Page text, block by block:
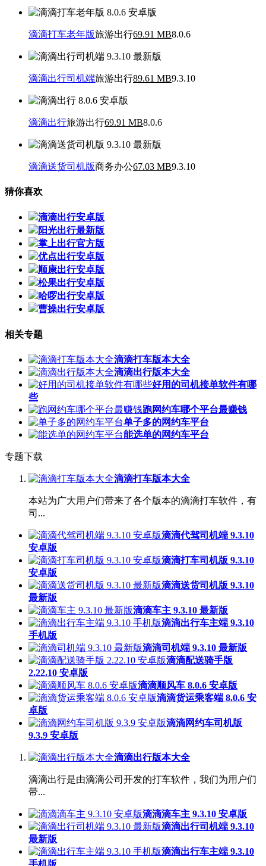
滴滴打车老年版旅游出行69.91 MB8.0.6
滴滴出行司机端旅游出行89.61 MB9.3.10
滴滴出行旅游出行69.91 MB8.0.6
滴滴送货司机版商务办公67.03 MB9.3.10
猜你喜欢
滴滴出行安卓版
阳光出行最新版
掌上出行官方版
优点出行安卓版
顺康出行安卓版
松果出行安卓版
哈啰出行安卓版
曹操出行安卓版
相关专题
滴滴打车版本大全
滴滴出行版本大全
好用的司机接单软件有哪
些
跑网约车哪个平台最赚钱
单子多的网约车平台
能选单的网约车平台
专题下载
滴滴打车版本大全
本站为广大用户们带来了各个版本的滴滴打车软件，有
司...
滴滴代驾司机端 9.3.10
安卓版
滴滴打车司机版 9.3.10
安卓版
滴滴送货司机版 9.3.10
最新版
滴滴车主 9.3.10 最新版
滴滴出行车主端 9.3.10
手机版
滴滴司机端 9.3.10 最新版
滴滴配送骑手版
2.22.10 安卓版
滴滴顺风车 8.0.6 安卓版
滴滴货运乘客端 8.0.6 安
卓版
滴滴网约车司机版
9.3.9 安卓版
滴滴出行版本大全
滴滴出行是由滴滴公司开发的打车软件，我们为用户们
带...
滴滴滴车主 9.3.10 安卓版
滴滴出行司机端 9.3.10
最新版
滴滴出行车主端 9.3.10
手机版